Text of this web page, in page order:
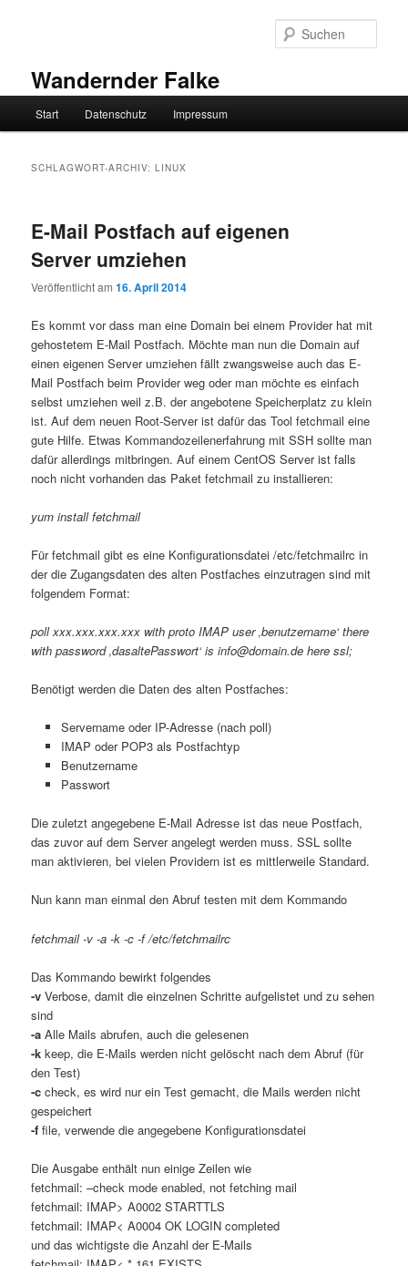
Wandernder Falke
Start Datenschutz Impressum
SCHLAGWORT-ARCHIV:LINUX
E-Mail Postfach auf eigenen
Server umziehen
Veröffentlicht am16. April 2014
Es kommt vor dass man eine Domain bei einem Provider hat mit
gehostetem E-Mail Postfach. Möchte man nun die Domain auf
einen eigenen Server umziehen fällt zwangsweise auch das E-
Mail Postfach beim Provider weg oder man möchte es einfach
selbst umziehen weil z.B. der angebotene Speicherplatz zu klein
ist. Auf dem neuen Root-Server ist dafür das Tool fetchmail eine
gute Hilfe. Etwas Kommandozeilenerfahrung mit SSH sollte man
dafür allerdings mitbringen. Auf einem CentOS Server ist falls
noch nicht vorhanden das Paket fetchmail zu installieren:
yum install fetchmail
Für fetchmail gibt es eine Konfigurationsdatei /etc/fetchmailrc in
der die Zugangsdaten des alten Postfaches einzutragen sind mit
folgendem Format:
poll xxx.xxx.xxx.xxx with proto IMAP user ‚benutzername‘ there
with password ‚dasaltePasswort‘ is info@domain.de here ssl;
Benötigt werden die Daten des alten Postfaches:
Servername oder IP-Adresse (nach poll)
IMAP oder POP3 als Postfachtyp
Benutzername
Passwort
Die zuletzt angegebene E-Mail Adresse ist das neue Postfach,
das zuvor auf dem Server angelegt werden muss. SSL sollte
man aktivieren, bei vielen Providern ist es mittlerweile Standard.
Nun kann man einmal den Abruf testen mit dem Kommando
fetchmail -v -a -k -c -f /etc/fetchmailrc
Das Kommando bewirkt folgendes
-v Verbose, damit die einzelnen Schritte aufgelistet und zu sehen
sind
-a Alle Mails abrufen, auch die gelesenen
-k keep, die E-Mails werden nicht gelöscht nach dem Abruf (für
den Test)
-c check, es wird nur ein Test gemacht, die Mails werden nicht
gespeichert
-f file, verwende die angegebene Konfigurationsdatei
Die Ausgabe enthält nun einige Zeilen wie
fetchmail: –check mode enabled, not fetching mail
fetchmail: IMAP> A0002 STARTTLS
fetchmail: IMAP< A0004 OK LOGIN completed
und das wichtigste die Anzahl der E-Mails